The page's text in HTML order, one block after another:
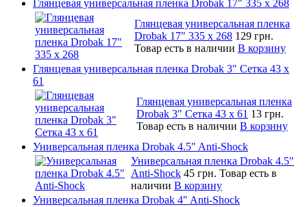
Глянцевая универсальная пленка Drobak 17" 335 х 268
Глянцевая универсальная пленка
Drobak 17" 335 х 268 129 грн.
Товар есть в наличии В корзину
Глянцевая универсальная пленка Drobak 3" Сетка 43 x
61
Глянцевая универсальная пленка
Drobak 3" Сетка 43 x 61 13 грн.
Товар есть в наличии В корзину
Универсальная пленка Drobak 4.5" Anti-Shock
Универсальная пленка Drobak 4.5"
Anti-Shock 45 грн. Товар есть в
наличии В корзину
Универсальная пленка Drobak 4" Anti-Shock